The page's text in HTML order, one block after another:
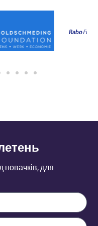
новачків, для